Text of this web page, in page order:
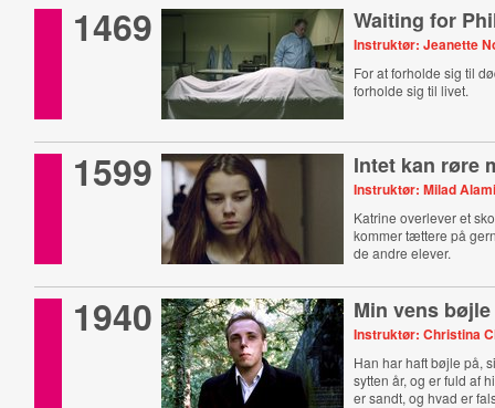
1469 Waiting for
Instruktør: Jeanette
For at forholde sig til
forholde sig til livet.
1599 Intet kan røre
Instruktør: Milad
Katrine overlever et
kommer tættere på
de andre elever.
1940 Min vens bøjle
Instruktør: Christina
Han har haft bøjle på,
sytten år, og er fuld af
er sandt, og hvad er